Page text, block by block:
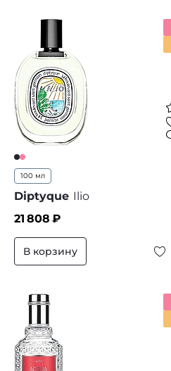
100 мл
Diptyque Ilio
21 808 ₽
В корзину